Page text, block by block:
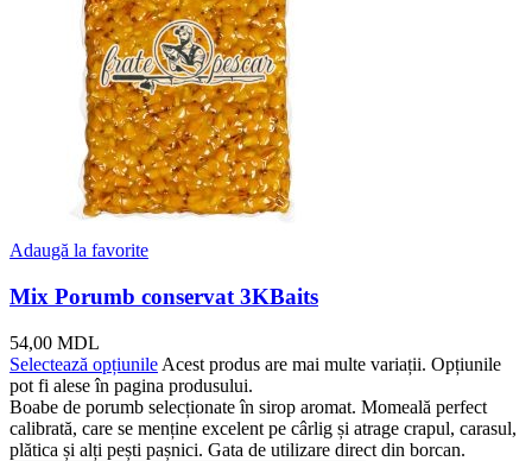
Adaugă la favorite
Mix Porumb conservat 3KBaits
54,00 MDL
Selectează opțiunile Acest produs are mai multe variații. Opțiunile
pot fi alese în pagina produsului.
Boabe de porumb selecționate în sirop aromat. Momeală perfect
calibrată, care se menține excelent pe cârlig și atrage crapul, carasul,
plătica și alți pești pașnici. Gata de utilizare direct din borcan.